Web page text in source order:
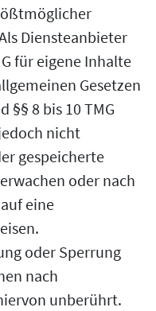
Diensteanbieter
für eigene Inhalte
Gesetzen
8 bis 10 TMG
nicht
gespeicherte
oder nach
eine
oder Sperrung
nach
unberührt.